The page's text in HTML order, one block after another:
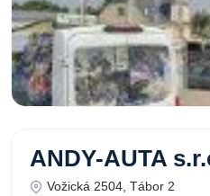
ANDY-AUTA
Vožická 2504, Tábor 2